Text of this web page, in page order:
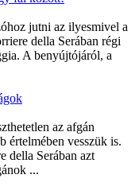
jutni az ilyesmivel a
della Serában régi
A benyújtójáról, a
az afgán
értelmében vesszük is.
della Serában azt
...